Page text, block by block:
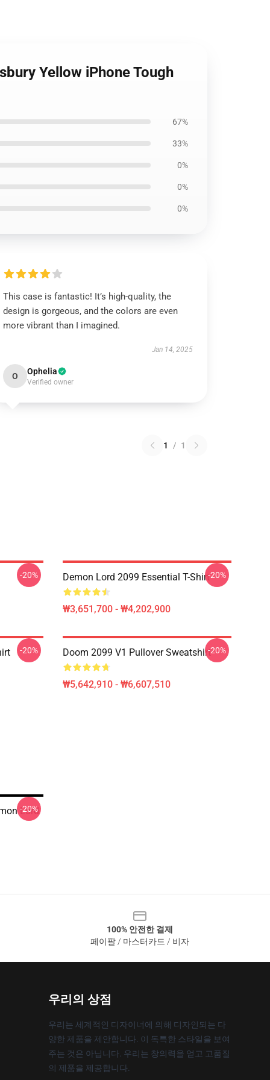
Yellow iPhone Tough
67%
33%
0%
0%
0%
This case is fantastic! It’s high-quality, the
design is gorgeous, and the colors are even
more vibrant than I imagined.
Jan 14, 2025
O Ophelia
Verified owner
1 / 1
-20% Demon Lord 2099 Essential T-Shirt
₩3,651,700 - ₩4,202,900
-20%
-20% Doom 2099 V1 Pullover Sweatshirt
₩5,642,910 - ₩6,607,510
-20%
Lord
-20%
100% 안전한 결제
페이팔 / 마스터카드 / 비자
우리의 상점
우리는 세계적인 디자이너에 의해 디자인되는 다
양한 제품을 제안합니다. 이 독특한 스타일을 보여
주는 것은 아닙니다. 우리는 창의력을 얻고 고품질
의 제품을 제공합니다.